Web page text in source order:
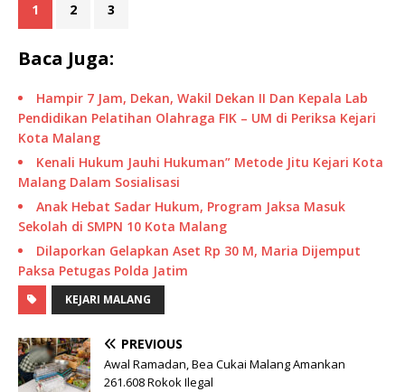
1 2 3
Baca Juga:
Hampir 7 Jam, Dekan, Wakil Dekan II Dan Kepala Lab
Pendidikan Pelatihan Olahraga FIK – UM di Periksa Kejari
Kota Malang
Kenali Hukum Jauhi Hukuman” Metode Jitu Kejari Kota
Malang Dalam Sosialisasi
Anak Hebat Sadar Hukum, Program Jaksa Masuk
Sekolah di SMPN 10 Kota Malang
Dilaporkan Gelapkan Aset Rp 30 M, Maria Dijemput
Paksa Petugas Polda Jatim
KEJARI MALANG
PREVIOUS
Awal Ramadan, Bea Cukai Malang Amankan
261.608 Rokok Ilegal